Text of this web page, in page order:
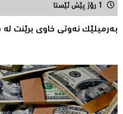
1 رۆژ پێش ئێستا
بەرمیلێک نەوتى خاوى برێنت لە سەرووى 83